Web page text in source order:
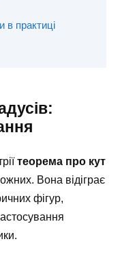
в практиці
теорема про кут
Вона відіграє
фігур,